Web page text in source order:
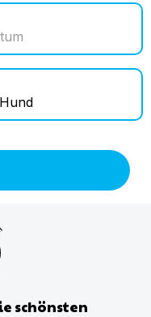
Hund
schönsten